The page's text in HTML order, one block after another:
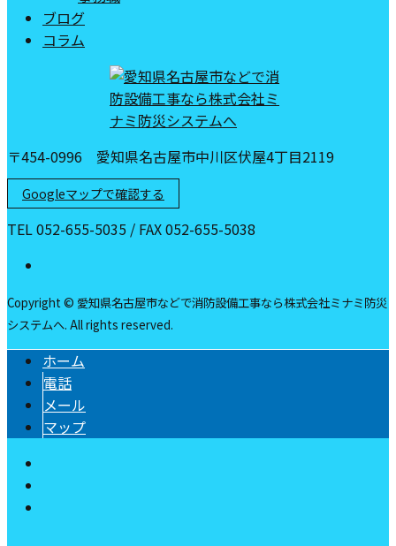
ブログ
コラム
〒454-0996 愛知県名古屋市中川区伏屋4丁目2119
Googleマップで確認する
TEL 052-655-5035 / FAX 052-655-5038
Copyright © 愛知県名古屋市などで消防設備工事なら株式会社ミナミ防災
システムへ. All rights reserved.
ホーム
電話
メール
マップ